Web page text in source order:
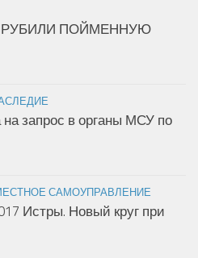
ПОЙМЕННУЮ
запрос в органы МСУ по
САМОУПРАВЛЕНИЕ
Истры. Новый круг при